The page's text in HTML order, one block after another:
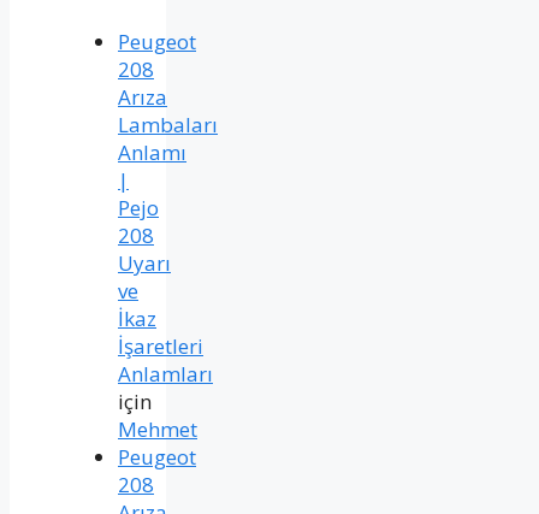
Peugeot
208
Arıza
Lambaları
Anlamı
|
Pejo
208
Uyarı
ve
İkaz
İşaretleri
Anlamları
için
Mehmet
Peugeot
208